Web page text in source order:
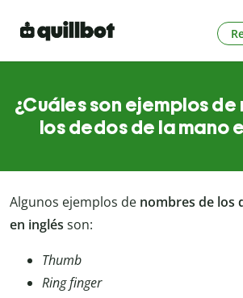
¿Cuáles son ejemplos
los dedos de la mano
Algunos ejemplos de nombres de los
en inglés son:
Thumb
Ring finger